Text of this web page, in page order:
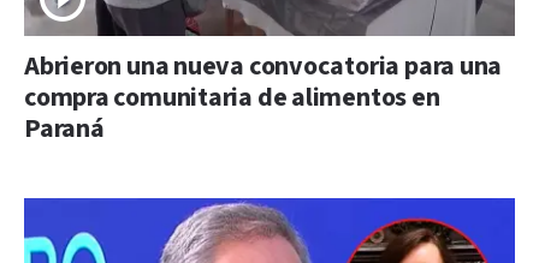
Abrieron una nueva convocatoria para una
compra comunitaria de alimentos en
Paraná